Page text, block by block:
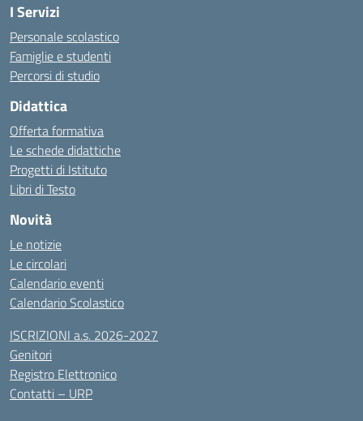
I Servizi
Personale scolastico
Famiglie e studenti
Percorsi di studio
Didattica
Offerta formativa
Le schede didattiche
Progetti di Istituto
Libri di Testo
Novità
Le notizie
Le circolari
Calendario eventi
Calendario Scolastico
ISCRIZIONI a.s. 2026-2027
Genitori
Registro Elettronico
Contatti – URP